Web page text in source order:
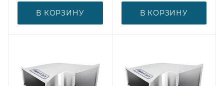
В КОРЗИНУ В КОРЗИНУ